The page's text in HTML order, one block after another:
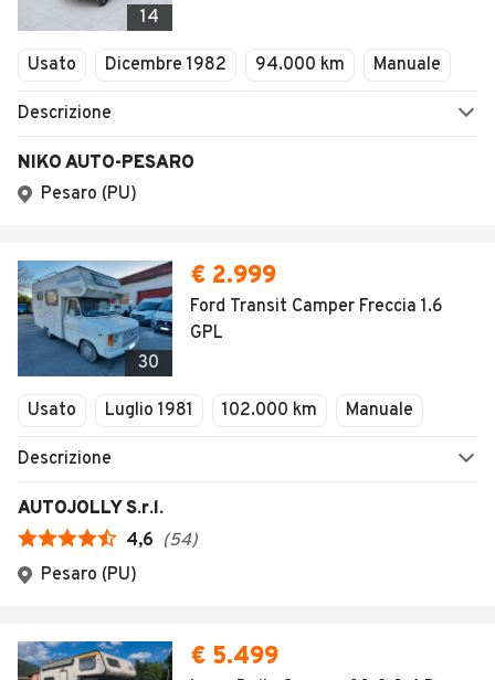
14
Usato Dicembre 1982 94.000 km Manuale
Descrizione
NIKO AUTO-PESARO
Pesaro (PU)
30
€ 2.999
Ford Transit Camper Freccia 1.6
GPL
Usato Luglio 1981 102.000 km Manuale
Descrizione
AUTOJOLLY S.r.l.
4,6 (54)
Pesaro (PU)
€ 5.499